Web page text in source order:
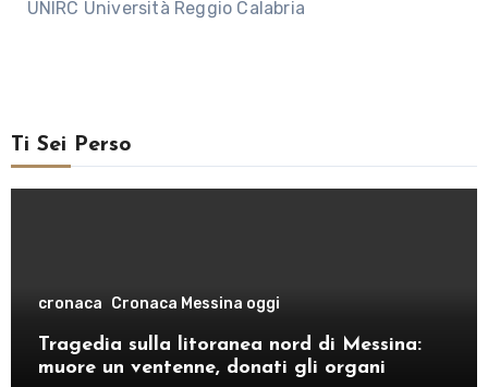
UNIRC Università Reggio Calabria
Ti Sei Perso
cronaca Cronaca Messina oggi
Tragedia sulla litoranea nord di Messina:
muore un ventenne, donati gli organi